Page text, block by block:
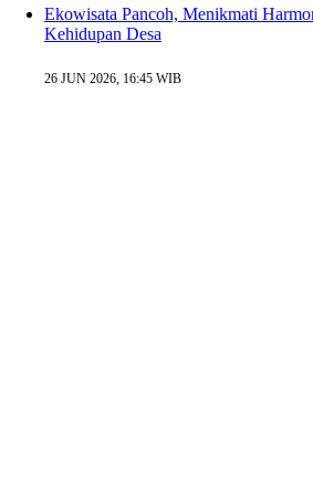
Ekowisata Pancoh, Menikmati
Kehidupan Desa
26 JUN 2026, 16:45 WIB